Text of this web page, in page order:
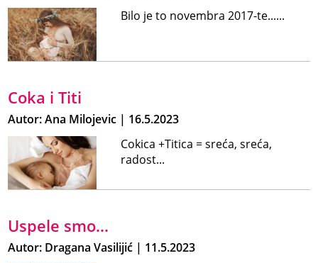
Bilo je to novembra 2017-te......
Coka i Titi
Autor: Ana Milojevic | 16.5.2023
Cokica +Titica = sreća, sreća,
radost...
Uspele smo...
Autor: Dragana Vasilijić | 11.5.2023